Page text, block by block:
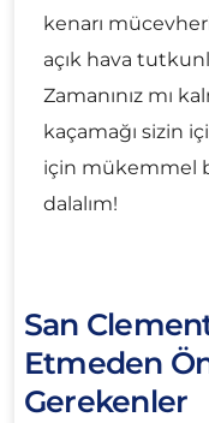
kenarı
açık hava
Zamanınız mı
kaçamağı sizin
için mükemmel
dalalım!
San
Etmeden
Gerekenler